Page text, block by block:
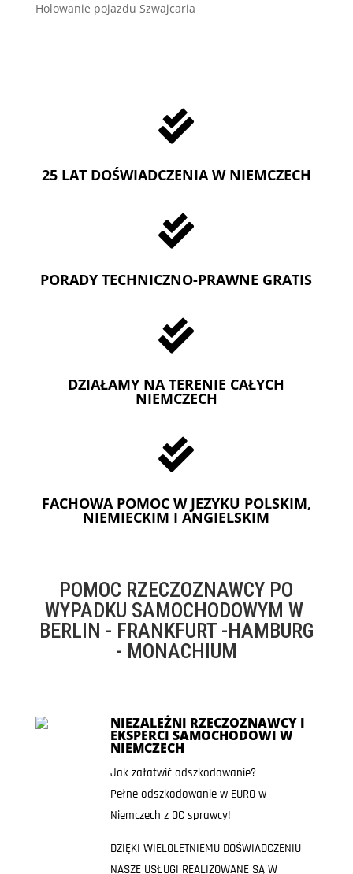
Holowanie pojazdu Szwajcaria

25 LAT DOŚWIADCZENIA W NIEMCZECH

PORADY TECHNICZNO-PRAWNE GRATIS

DZIAŁAMY NA TERENIE CAŁYCH
NIEMCZECH

FACHOWA POMOC W JEZYKU POLSKIM,
NIEMIECKIM I ANGIELSKIM
POMOC RZECZOZNAWCY PO
WYPADKU SAMOCHODOWYM W
BERLIN - FRANKFURT -HAMBURG
- MONACHIUM
NIEZALEŻNI RZECZOZNAWCY I
EKSPERCI SAMOCHODOWI W
NIEMCZECH
Jak załatwić odszkodowanie?
Pełne odszkodowanie w EURO w
Niemczech z OC sprawcy!
DZIĘKI WIELOLETNIEMU DOŚWIADCZENIU
NASZE USŁUGI REALIZOWANE SĄ W